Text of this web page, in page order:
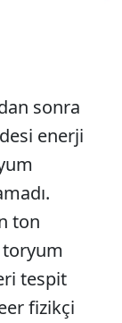
sonra
enerji
ton
toryum
tespit
fizikçi